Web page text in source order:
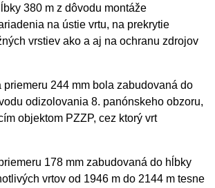
380 m z dôvodu montáže
na ústie vrtu, na prekrytie
vrstiev ako a aj na ochranu zdrojov
priemeru 244 mm bola zabudovaná do
odizolovania 8. panónskeho obzoru,
objektom PZZP, cez ktorý vrt
178 mm zabudovaná do hĺbky
vrtov od 1946 m do 2144 m tesne